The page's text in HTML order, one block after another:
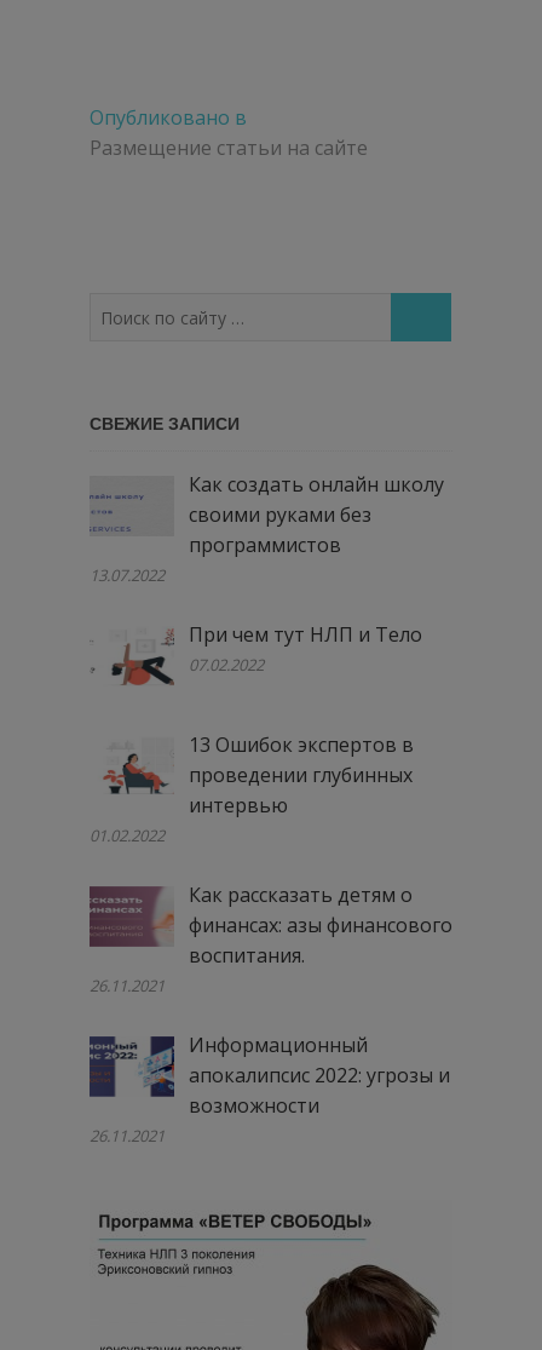
Навигация
по
Опубликовано в
Размещение статьи на сайте
по
СВЕЖИЕ ЗАПИСИ
Как создать онлайн школу
своими руками без
программистов
13.07.2022
При чем тут НЛП и Тело
07.02.2022
13 Ошибок экспертов в
проведении глубинных
интервью
01.02.2022
Как рассказать детям о
финансах: азы финансового
воспитания.
26.11.2021
Информационный
апокалипсис 2022: угрозы и
возможности
26.11.2021